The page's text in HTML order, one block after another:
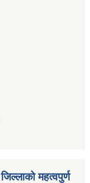
महत्वपुर्ण